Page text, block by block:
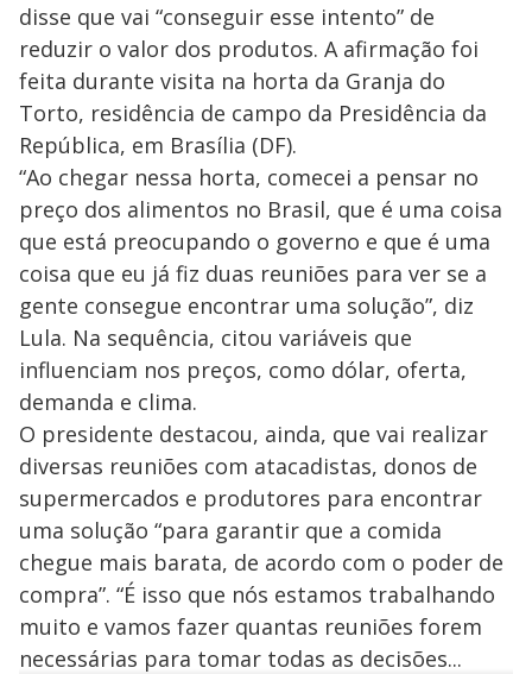
disse que vai “conseguir esse intento” de
reduzir o valor dos produtos. A afirmação foi
feita durante visita na horta da Granja do
Torto, residência de campo da Presidência da
República, em Brasília (DF).
“Ao chegar nessa horta, comecei a pensar no
preço dos alimentos no Brasil, que é uma coisa
que está preocupando o governo e que é uma
coisa que eu já fiz duas reuniões para ver se a
gente consegue encontrar uma solução”, diz
Lula. Na sequência, citou variáveis que
influenciam nos preços, como dólar, oferta,
demanda e clima.
O presidente destacou, ainda, que vai realizar
diversas reuniões com atacadistas, donos de
supermercados e produtores para encontrar
uma solução “para garantir que a comida
chegue mais barata, de acordo com o poder de
compra”. “É isso que nós estamos trabalhando
muito e vamos fazer quantas reuniões forem
necessárias para tomar todas as decisões...